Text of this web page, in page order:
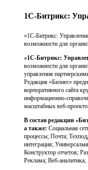
1С-Битрикс:
«1С-Битрикс:
возможности для
«1С-Битрикс:
возможности для
управления
Редакция «Бизнес»
корпоративного сайта
информационно-
масштабных веб-
В состав редакции
а также: Социальная
процессы; Почта;
интеграция;
Конструктор отчетов;
Реклама; Веб-аналитика;